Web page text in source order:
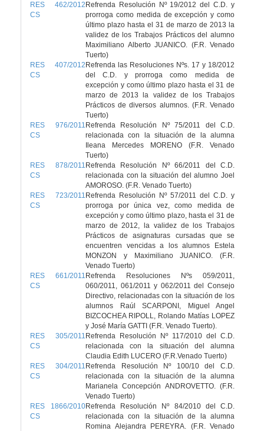
RES 462/2012
CS
Refrenda Resolución Nº 19/2012 del C.D. y
prorroga como medida de excepción y como
último plazo hasta el 31 de marzo de 2013 la
validez de los Trabajos Prácticos del alumno
Maximiliano Alberto JUANICO. (F.R. Venado
Tuerto)
RES 407/2012
CS
Refrenda las Resoluciones Nºs. 17 y 18/2012
del C.D. y prorroga como medida de
excepción y como último plazo hasta el 31 de
marzo de 2013 la validez de los Trabajos
Prácticos de diversos alumnos. (F.R. Venado
Tuerto)
RES 976/2011
CS
Refrenda Resolución Nº 75/2011 del C.D.
relacionada con la situación de la alumna
Ileana Mercedes MORENO (F.R. Venado
Tuerto)
RES 878/2011
CS
Refrenda Resolución Nº 66/2011 del C.D.
relacionada con la situación del alumno Joel
AMOROSO. (F.R. Venado Tuerto)
RES 723/2011
CS
Refrenda Resolución Nº 57/2011 del C.D. y
prorroga por única vez, como medida de
excepción y como último plazo, hasta el 31 de
marzo de 2012, la validez de los Trabajos
Prácticos de asignaturas cursadas que se
encuentren vencidas a los alumnos Estela
MONZON y Maximiliano JUANICO. (F.R.
Venado Tuerto)
RES 661/2011
CS
Refrenda Resoluciones Nºs 059/2011,
060/2011, 061/2011 y 062/2011 del Consejo
Directivo, relacionadas con la situación de los
alumnos Raúl SCARPONI, Miguel Angel
BIZCOCHEA RIPOLL, Rolando Matías LOPEZ
y José María GATTI (F.R. Venado Tuerto).
RES 305/2011
CS
Refrenda Resolución Nº 117/2010 del C.D.
relacionada con la situación del alumna
Claudia Edith LUCERO (F.R.Venado Tuerto)
RES 304/2011
CS
Refrenda Resolución Nº 100/10 del C.D.
relacionada con la situación de la alumna
Marianela Concepción ANDROVETTO. (F.R.
Venado Tuerto)
RES 1866/2010
CS
Refrenda Resolución Nº 84/2010 del C.D.
relacionada con la situación de la alumna
Romina Alejandra PEREYRA. (F.R. Venado